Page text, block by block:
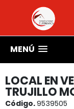
MENÚ
LOCAL EN
TRUJILLO
Código.9539505